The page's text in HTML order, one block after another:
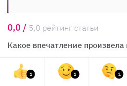
0,0 / 5,0 рейтинг статьи
Какое впечатление произвела
1 1 1